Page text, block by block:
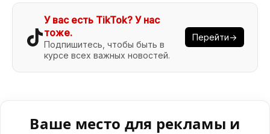
У вас есть TikTok? У нас
тоже.
Подпишитесь, чтобы быть в
курсе всех важных новостей.
Перейти→
Ваше место для рекламы и